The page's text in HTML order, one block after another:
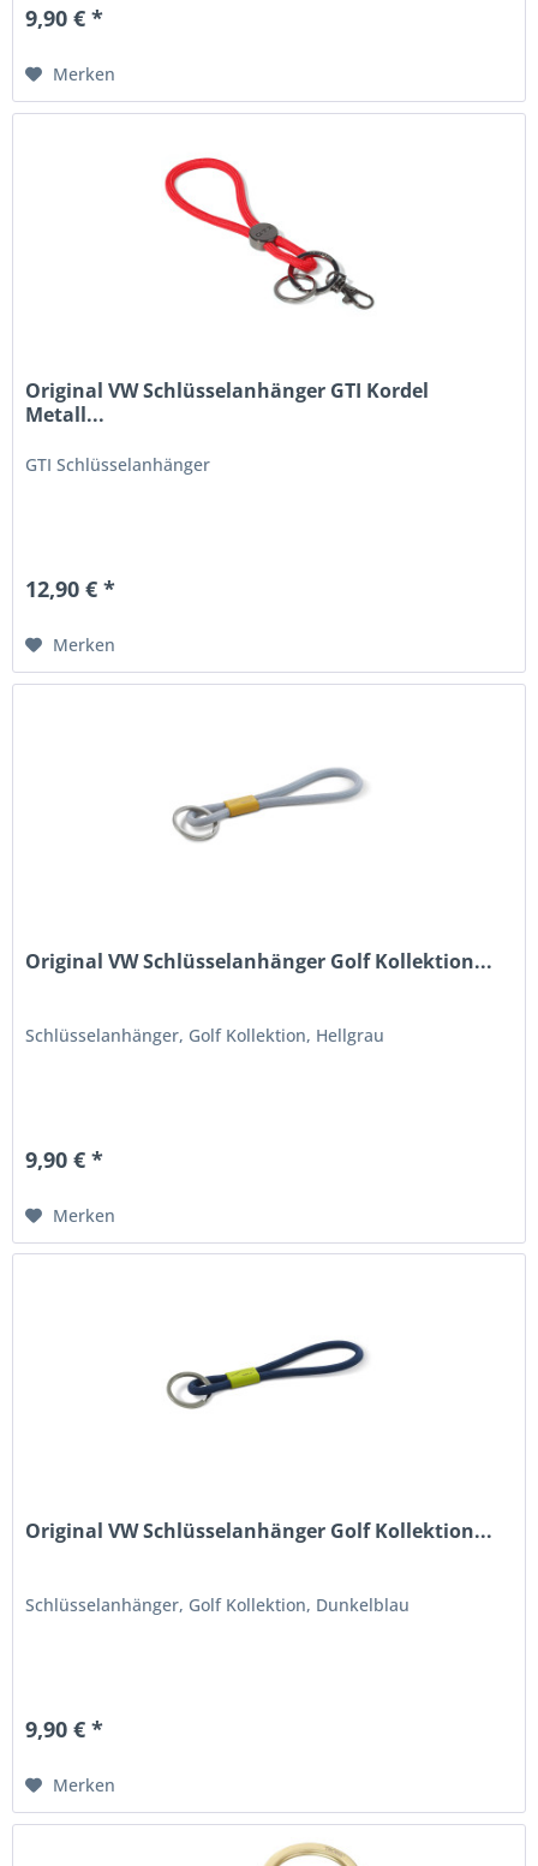
9,90 € *
Merken
Original VW Schlüsselanhänger GTI Kordel
Metall...
GTI Schlüsselanhänger
12,90 € *
Merken
Original VW Schlüsselanhänger Golf Kollektion...
Schlüsselanhänger, Golf Kollektion, Hellgrau
9,90 € *
Merken
Original VW Schlüsselanhänger Golf Kollektion...
Schlüsselanhänger, Golf Kollektion, Dunkelblau
9,90 € *
Merken